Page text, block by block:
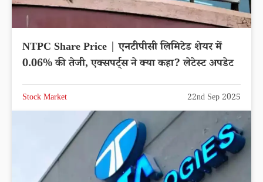
NTPC Share Price | एनटीपीसी लिमिटेड शेयर में
0.06% की तेजी, एक्सपर्ट्स ने क्या कहा? लेटेस्ट अपडेट
Stock Market 22nd Sep 2025